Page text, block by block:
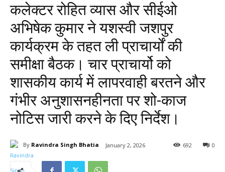
कलेक्टर रोहित व्यास और सीईओ
अभिषेक कुमार ने यशस्वी जशपुर
कार्यक्रम के तहत ली प्राचार्यों की
समीक्षा बैठक। चार प्राचार्यो को
शासकीय कार्य में लापरवाही बरतने और
गंभीर अनुशासनहीनता पर शो-काज
नोटिस जारी करने के दिए निर्देश।
By Ravindra Singh Bhatia January 2, 2026 0
692